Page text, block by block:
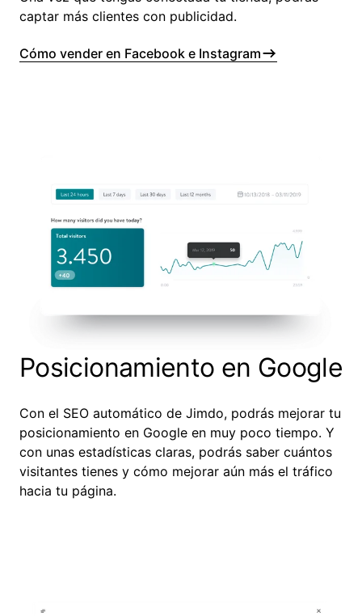
captar más clientes con publicidad.
Cómo vender en Facebook e Instagram
Posicionamiento en Google
Con el SEO automático de Jimdo, podrás mejorar tu
posicionamiento en Google en muy poco tiempo. Y
con unas estadísticas claras, podrás saber cuántos
visitantes tienes y cómo mejorar aún más el tráfico
hacia tu página.